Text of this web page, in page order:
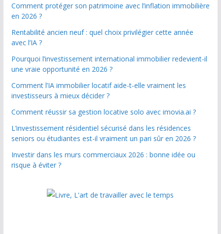
Comment protéger son patrimoine avec l’inflation immobilière
en 2026 ?
Rentabilité ancien neuf : quel choix privilégier cette année
avec l’IA ?
Pourquoi l’investissement international immobilier redevient-il
une vraie opportunité en 2026 ?
Comment l’IA immobilier locatif aide-t-elle vraiment les
investisseurs à mieux décider ?
Comment réussir sa gestion locative solo avec imovia.ai ?
L’investissement résidentiel sécurisé dans les résidences
seniors ou étudiantes est-il vraiment un pari sûr en 2026 ?
Investir dans les murs commerciaux 2026 : bonne idée ou
risque à éviter ?